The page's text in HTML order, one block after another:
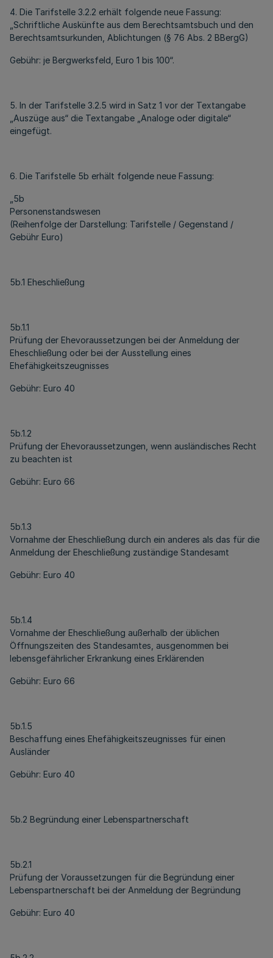
4. Die Tarifstelle 3.2.2 erhält folgende neue Fassung:
„Schriftliche Auskünfte aus dem Berechtsamtsbuch und den
Berechtsamtsurkunden, Ablichtungen (§ 76 Abs. 2 BBergG)
Gebühr: je Bergwerksfeld, Euro 1 bis 100“.
5. In der Tarifstelle 3.2.5 wird in Satz 1 vor der Textangabe
„Auszüge aus“ die Textangabe „Analoge oder digitale“
eingefügt.
6. Die Tarifstelle 5b erhält folgende neue Fassung:
„5b
Personenstandswesen
(Reihenfolge der Darstellung: Tarifstelle / Gegenstand /
Gebühr Euro)
5b.1 Eheschließung
5b.1.1
Prüfung der Ehevoraussetzungen bei der Anmeldung der
Eheschließung oder bei der Ausstellung eines
Ehefähigkeitszeugnisses
Gebühr: Euro 40
5b.1.2
Prüfung der Ehevoraussetzungen, wenn ausländisches Recht
zu beachten ist
Gebühr: Euro 66
5b.1.3
Vornahme der Eheschließung durch ein anderes als das für die
Anmeldung der Eheschließung zuständige Standesamt
Gebühr: Euro 40
5b.1.4
Vornahme der Eheschließung außerhalb der üblichen
Öffnungszeiten des Standesamtes, ausgenommen bei
lebensgefährlicher Erkrankung eines Erklärenden
Gebühr: Euro 66
5b.1.5
Beschaffung eines Ehefähigkeitszeugnisses für einen
Ausländer
Gebühr: Euro 40
5b.2 Begründung einer Lebenspartnerschaft
5b.2.1
Prüfung der Voraussetzungen für die Begründung einer
Lebenspartnerschaft bei der Anmeldung der Begründung
Gebühr: Euro 40